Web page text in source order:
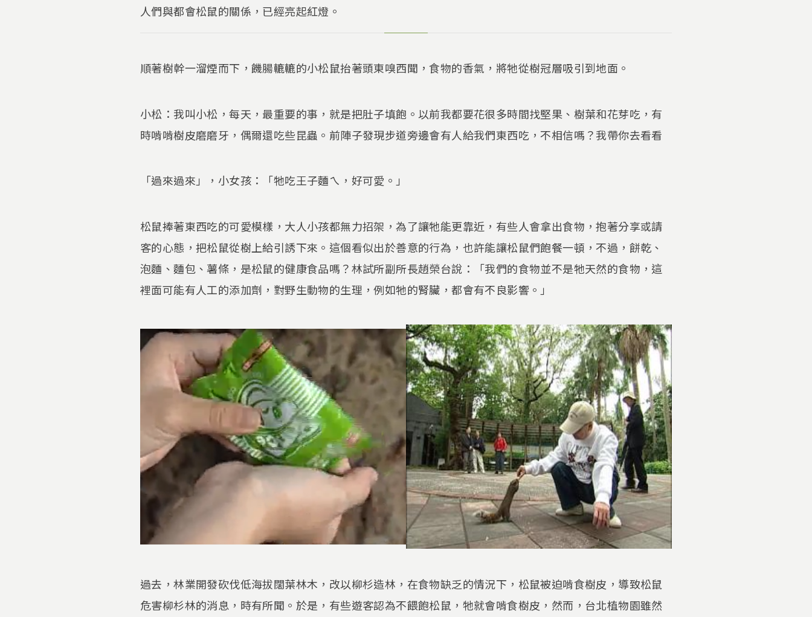
人們與都會松鼠的關係，已經亮起紅燈。
順著樹幹一溜煙而下，饑腸轆轆的小松鼠抬著頭東嗅西聞，食物的香氣，將牠從樹冠層吸引到地面。
小松：我叫小松，每天，最重要的事，就是把肚子填飽。以前我都要花很多時間找堅果、樹葉和花芽吃，有
時啃啃樹皮磨磨牙，偶爾還吃些昆蟲。前陣子發現步道旁邊會有人給我們東西吃，不相信嗎？我帶你去看看
「過來過來」，小女孩：「牠吃王子麵ㄟ，好可愛。」
松鼠捧著東西吃的可愛模樣，大人小孩都無力招架，為了讓牠能更靠近，有些人會拿出食物，抱著分享或請
客的心態，把松鼠從樹上給引誘下來。這個看似出於善意的行為，也許能讓松鼠們飽餐一頓，不過，餅乾、
泡麵、麵包、薯條，是松鼠的健康食品嗎？林試所副所長趙榮台說：「我們的食物並不是牠天然的食物，這
裡面可能有人工的添加劑，對野生動物的生理，例如牠的腎臟，都會有不良影響。」
過去，林業開發砍伐低海拔闊葉林木，改以柳杉造林，在食物缺乏的情況下，松鼠被迫啃食樹皮，導致松鼠
危害柳杉林的消息，時有所聞。於是，有些遊客認為不餵飽松鼠，牠就會啃食樹皮，然而，台北植物園雖然